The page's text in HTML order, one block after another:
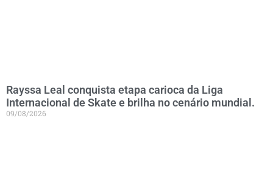
Rayssa Leal conquista etapa carioca da Liga
Internacional de Skate e brilha no cenário mundial.
09/08/2026